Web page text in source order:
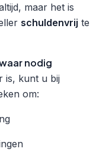
maar het is
schuldenvrij te
nodig
is, kunt u bij
om: